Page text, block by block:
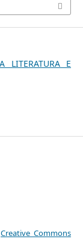
E
Creative Commons